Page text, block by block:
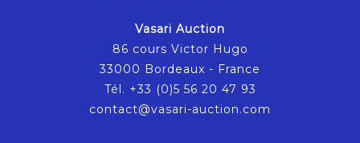
Vasari Auction
86 cours Victor Hugo
33000 Bordeaux - France
Tél. +33 (0)5 56 20 47 93
contact@vasari-auction.com